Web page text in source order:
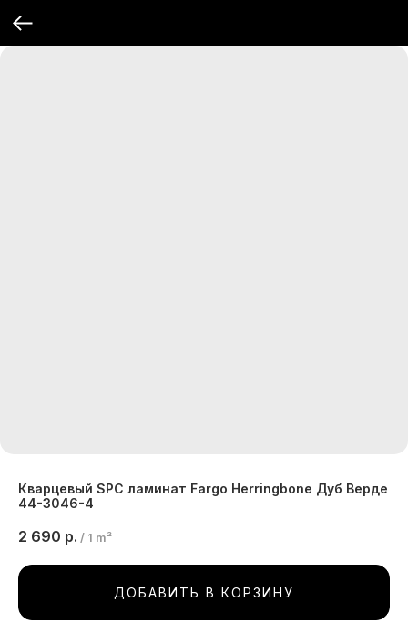
Кварцевый SPC ламинат Fargo Herringbone Дуб Верде
44-3046-4
2 690 р. / 1 m²
ДОБАВИТЬ В КОРЗИНУ